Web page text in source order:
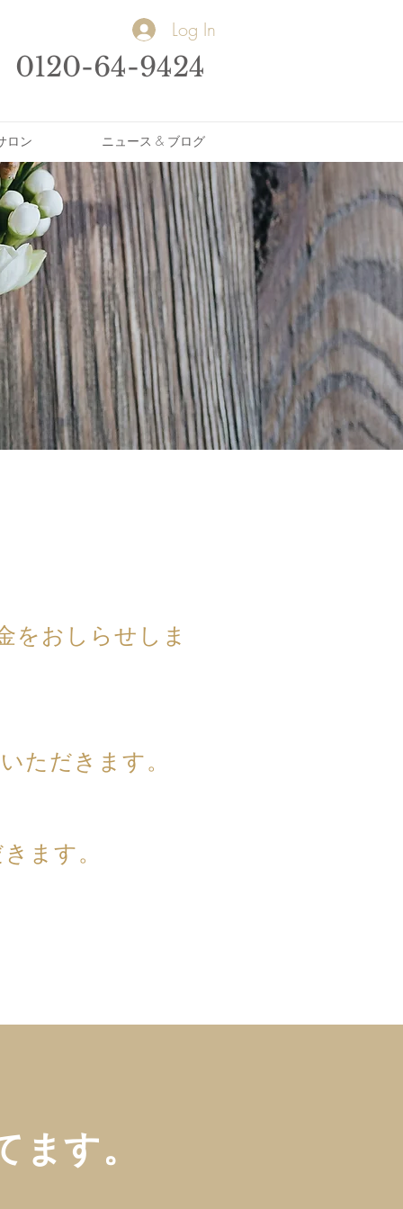
Log In
0120-64-9424
ロン ニュース & ブログ
をおしらせしま
ただきます。
ます。
す。